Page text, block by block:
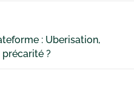
: Uberisation,
?